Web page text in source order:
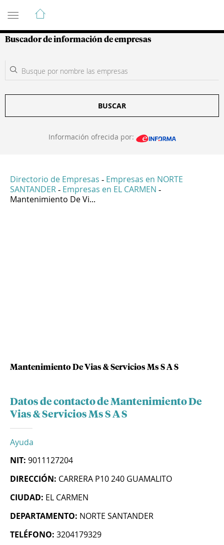
Guía de Empresas Colombianas
Buscador de información de empresas
BUSCAR
Información ofrecida por:
Directorio de Empresas - Empresas en NORTE
SANTANDER - Empresas en EL CARMEN -
Mantenimiento De Vi...
Mantenimiento De Vias & Servicios Ms S A S
Datos de contacto de Mantenimiento De
Vias & Servicios Ms S A S
Ayuda
NIT: 9011127204
DIRECCIÓN: CARRERA P10 240 GUAMALITO
CIUDAD: EL CARMEN
DEPARTAMENTO: NORTE SANTANDER
TELÉFONO: 3204179329